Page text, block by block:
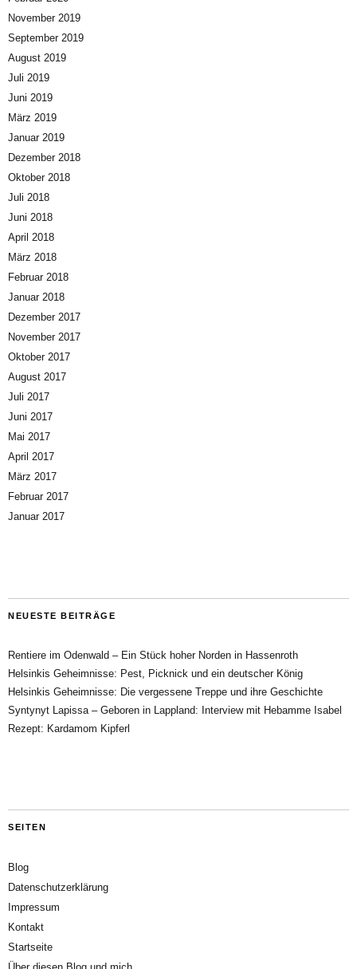
November 2019
September 2019
August 2019
Juli 2019
Juni 2019
März 2019
Januar 2019
Dezember 2018
Oktober 2018
Juli 2018
Juni 2018
April 2018
März 2018
Februar 2018
Januar 2018
Dezember 2017
November 2017
Oktober 2017
August 2017
Juli 2017
Juni 2017
Mai 2017
April 2017
März 2017
Februar 2017
Januar 2017
NEUESTE BEITRÄGE
Rentiere im Odenwald – Ein Stück hoher Norden in Hassenroth
Helsinkis Geheimnisse: Pest, Picknick und ein deutscher König
Helsinkis Geheimnisse: Die vergessene Treppe und ihre Geschichte
Syntynyt Lapissa – Geboren in Lappland: Interview mit Hebamme Isabel
Rezept: Kardamom Kipferl
SEITEN
Blog
Datenschutzerklärung
Impressum
Kontakt
Startseite